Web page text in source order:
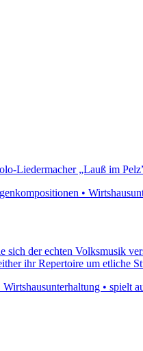
Liedermacher „Lauß im
•
der echten Volksmusik
ihr Repertoire um etliche
Wirtshausunterhaltung • spielt